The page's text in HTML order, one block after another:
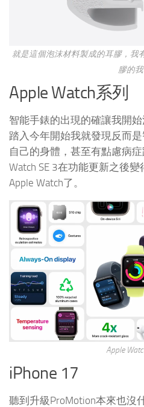
就是這個泡沫材料製成的耳膠，我
膠的我
Apple Watch系列
智能手錶的出現的確讓我開
踏入今年開始我就發現反而
自己的身體，甚至有點慮病
Watch SE 3在功能更新之後
Apple Watch了。
Apple
iPhone 17
聽到升級ProMotion本來也沒